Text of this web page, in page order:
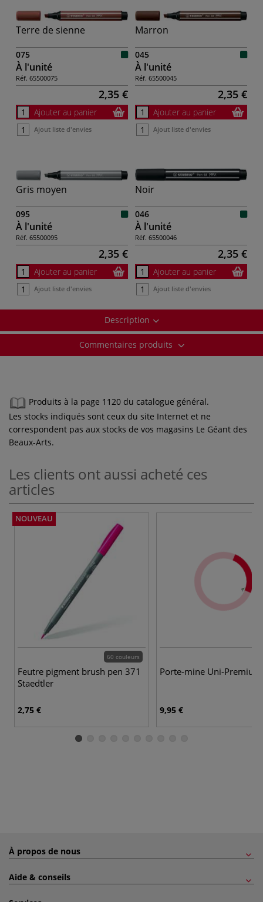
Terre de sienne
075
À l'unité
Réf. 65500075
2,35 €
Ajouter au panier
Ajout liste d'envies
Marron
045
À l'unité
Réf. 65500045
2,35 €
Ajouter au panier
Ajout liste d'envies
Gris moyen
095
À l'unité
Réf. 65500095
2,35 €
Ajouter au panier
Ajout liste d'envies
Noir
046
À l'unité
Réf. 65500046
2,35 €
Ajouter au panier
Ajout liste d'envies
Description
Commentaires produits
Produits à la page 1120 du catalogue général.
Les stocks indiqués sont ceux du site Internet et ne
correspondent pas aux stocks de vos magasins Le Géant des
Beaux-Arts.
Les clients ont aussi acheté ces
articles
NOUVEAU
60 couleurs
Feutre pigment brush pen 371
Staedtler
2,75 €
Porte-mine Uni-Premium
9,95 €
À propos de nous
Aide & conseils